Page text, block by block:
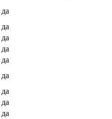
да
да
да
да
да
да
да
да
да